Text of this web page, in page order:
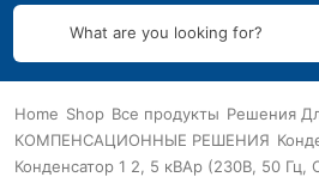
What are you looking for?
Home Shop Все продукты Решения
КОМПЕНСАЦИОННЫЕ РЕШЕНИЯ
Конденсатор 1 2, 5 кВАр (230В, 50 Гц,